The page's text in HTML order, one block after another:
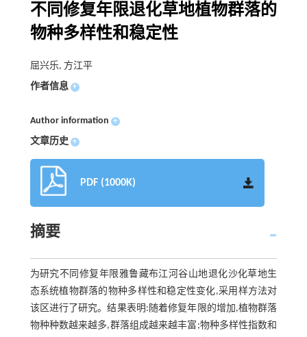
不同修复年限退化草地植物群落的
物种多样性和稳定性
屈兴乐, 方江平
作者信息 +
Author information +
文章历史 +
PDF (1000K)
摘要
为研究不同修复年限雅鲁藏布江河谷山地退化沙化草地生
态系统植物群落的物种多样性和稳定性变化,采用样方法对
该区进行了研究。结果表明:随着修复年限的增加,植物群落
物种种数越来越多,群落组成越来越丰富;物种多样性指数和